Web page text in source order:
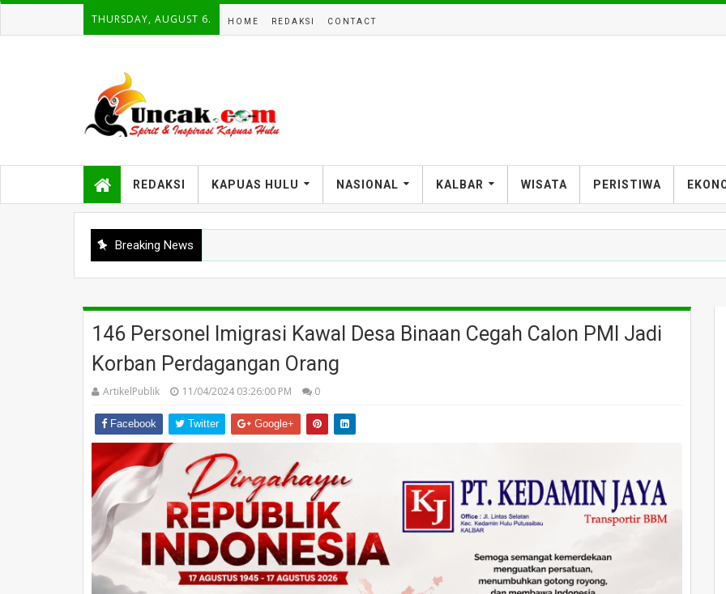
THURSDAY, AUGUST 6. HOME REDAKSI CONTACT
REDAKSI KAPUAS HULU NASIONAL KALBAR WISATA PERISTIWA
Breaking News
146 Personel Imigrasi Kawal Desa Binaan Cegah Calon PMI Jadi
Korban Perdagangan Orang
ArtikelPublik 11/04/2024 03:26:00 PM 0
Facebook Twitter Google+